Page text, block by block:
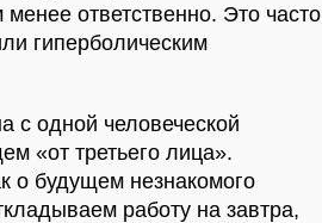
менее ответственно. Это часто
гиперболическим
с одной человеческой
«от третьего лица».
о будущем незнакомого
работу на завтра,